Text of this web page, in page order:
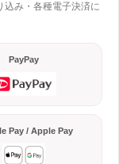
込み・各種電子決済に
PayPay
Pay / Apple Pay